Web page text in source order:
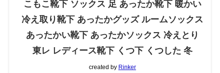
こもこ靴下 ソックス 足 あったか靴下 暖かい
冷え取り靴下 あったかグッズ ルームソックス
あったかい靴下 あったかソックス 冷えとり
東レ レディース靴下 くつ下 くつした 冬
created by Rinker